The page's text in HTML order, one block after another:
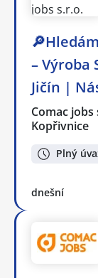
–
Jičín |
Comac jobs
Kopřivnice
Plný
dnešní